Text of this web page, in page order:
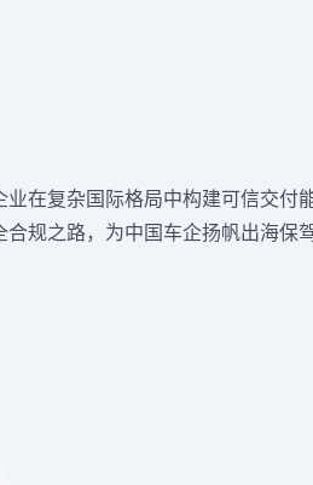
在复杂国际格局中构建可信交
规之路，为中国车企扬帆出海保